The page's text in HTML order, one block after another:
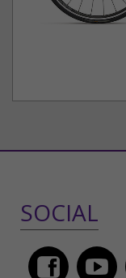
SOCIAL